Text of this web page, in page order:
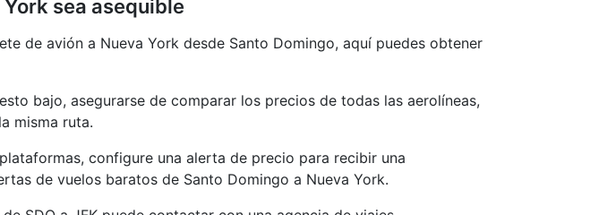
sea asequible
de avión a Nueva York desde Santo Domingo, aquí puedes obtener
bajo, asegurarse de comparar los precios de todas las aerolíneas,
misma ruta.
configure una alerta de precio para recibir una
de vuelos baratos de Santo Domingo a Nueva York.